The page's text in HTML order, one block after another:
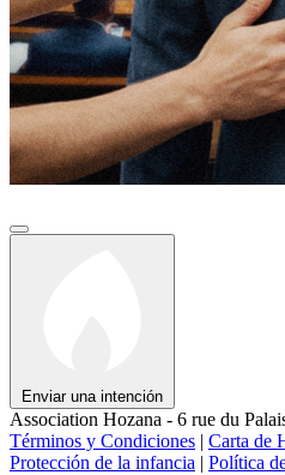
Enviar una intención
Association Hozana - 6 rue du
Términos y Condiciones
Carta de
Protección de la infancia
Política